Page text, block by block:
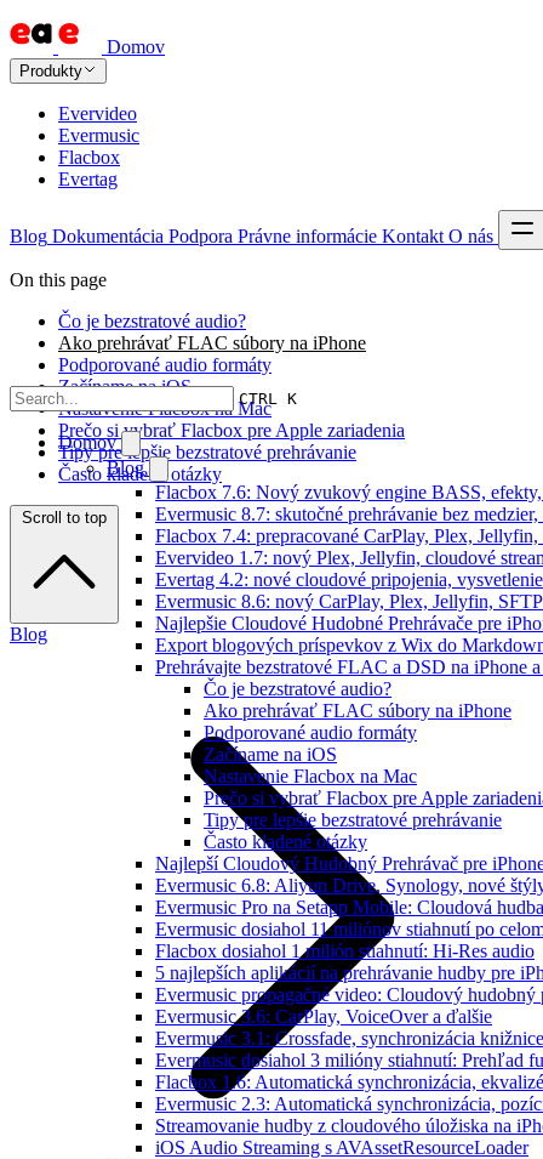
Domov
Produkty
Evervideo
Evermusic
Flacbox
Evertag
Blog Dokumentácia Podpora Právne informácie Kontakt O nás
CTRL K
Domov
Blog
Flacbox 7.6: Nový zvukový engine BASS,
Evermusic 8.7: skutočné prehrávanie bez
Flacbox 7.4: prepracované CarPlay, Plex,
Evervideo 1.7: nový Plex, Jellyfin, cloudové
Evertag 4.2: nové cloudové pripojenia,
Evermusic 8.6: nový CarPlay, Plex, Jellyfin,
Najlepšie Cloudové Hudobné Prehrávače pre
Export blogových príspevkov z Wix do
Prehrávajte bezstratové FLAC a DSD na iPhone
Čo je bezstratové audio?
Ako prehrávať FLAC súbory na iPhone
Podporované audio formáty
Začíname na iOS
Nastavenie Flacbox na Mac
Prečo si vybrať Flacbox pre Apple
Tipy pre lepšie bezstratové prehrávanie
Často kladené otázky
Najlepší Cloudový Hudobný Prehrávač pre
Evermusic 6.8: Aliyun Drive, Synology, nové
Evermusic Pro na Setapp Mobile: Cloudová
Evermusic dosiahol 11 miliónov stiahnutí po
Flacbox dosiahol 1 milión stiahnutí: Hi-Res audio
5 najlepších aplikácií na prehrávanie hudby pre
Evermusic propagačné video: Cloudový hudobný
Evermusic 3.6: CarPlay, VoiceOver a ďalšie
Evermusic 3.1: Crossfade, synchronizácia
Evermusic dosiahol 3 milióny stiahnutí: Prehľad
Flacbox 1.6: Automatická synchronizácia,
Evermusic 2.3: Automatická synchronizácia,
Streamovanie hudby z cloudového úložiska na
iOS Audio Streaming s AVAssetResourceLoader
On this page
Čo je bezstratové audio?
Ako prehrávať FLAC súbory na iPhone
Podporované audio formáty
Začíname na iOS
Nastavenie Flacbox na Mac
Prečo si vybrať Flacbox pre Apple zariadenia
Tipy pre lepšie bezstratové prehrávanie
Často kladené otázky
Scroll to top
Blog